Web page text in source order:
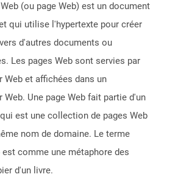
(ou page Web) est un document
qui utilise l'hypertexte pour créer
d'autres documents ou
Les pages Web sont servies par
Web et affichées dans un
Web. Une page Web fait partie d'un
est une collection de pages Web
nom de domaine. Le terme
est comme une métaphore des
d'un livre.